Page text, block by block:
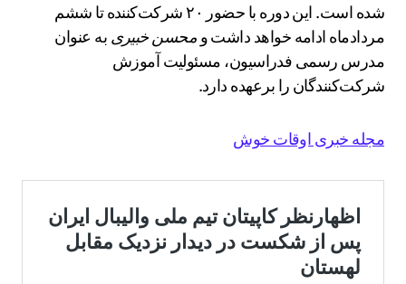
شده است. این دوره با حضور ۲۰ شرکت‌کننده تا ششم
مردادماه ادامه خواهد داشت و محسن خبیری به عنوان
مدرس رسمی فدراسیون، مسئولیت آموزش
شرکت‌کنندگان را برعهده دارد.
مجله خبری اوقات خوش